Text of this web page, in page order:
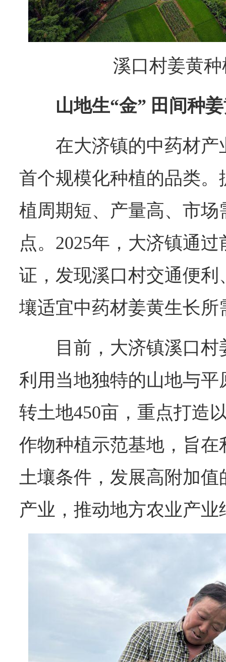
溪口村姜黄
山地生“金” 田间种
在大济镇的中药材
首个规模化种植的品类
植周期短、产量高、市
点。2025年，大济镇通
证，发现溪口村交通便
壤适宜中药材姜黄生长所
目前，大济镇溪口
利用当地独特的山地与
转土地450亩，重点打造
作物种植示范基地，旨
土壤条件，发展高附加
产业，推动地方农业产业